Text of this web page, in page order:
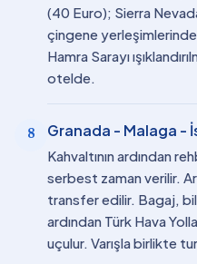
(40 Euro); Sierra
çingene
Hamra Sarayı
otelde.
8 Granada - Malaga -
Kahvaltının ardından
serbest zaman verilir.
transfer edilir. Bagaj,
ardından Türk Hava
uçulur. Varışla birlikte